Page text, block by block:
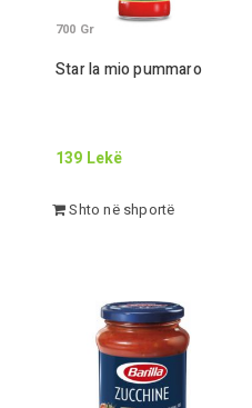
Star la mio pummaro
700 Gr
139 Lekë
Shto në shportë